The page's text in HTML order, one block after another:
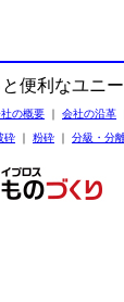
と便利なユニ
の概要 ｜ 会社の沿革
砕 ｜ 粉砕 ｜ 分級・分